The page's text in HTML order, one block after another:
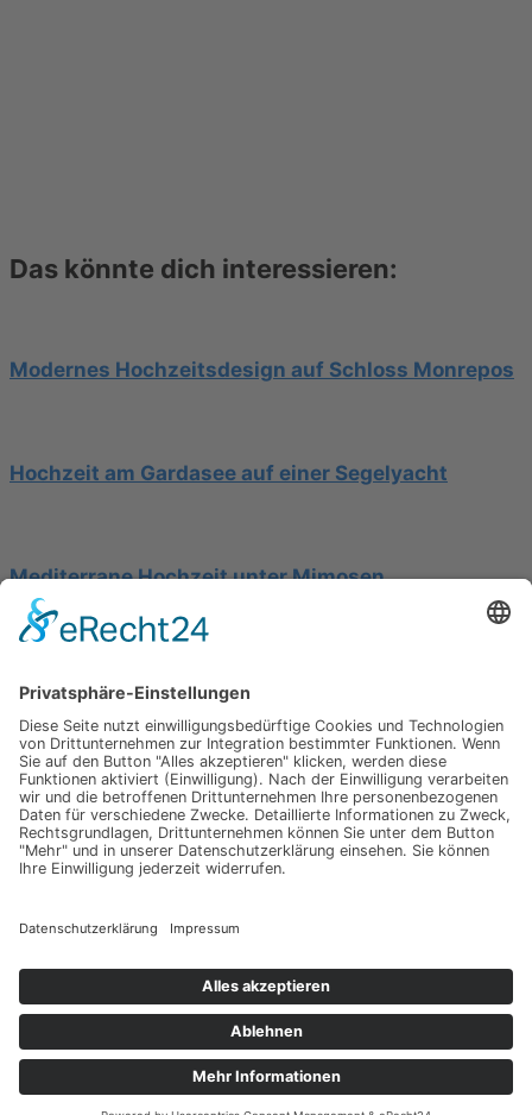
Das könnte dich interessieren:
Modernes Hochzeitsdesign auf Schloss Monrepos
Hochzeit am Gardasee auf einer Segelyacht
Mediterrane Hochzeit unter Mimosen
Impressum
Werbung
About
Einsendung
AGB
Datenschutzerklärung
Impressum
Einsendung
Datenschutzerklärung